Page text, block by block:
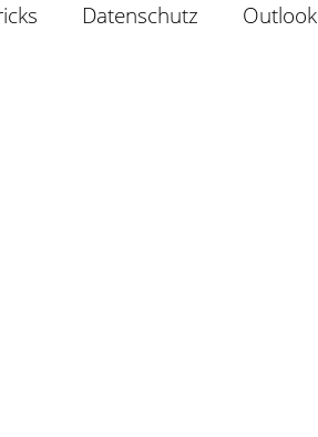
Datenschutz Outlook